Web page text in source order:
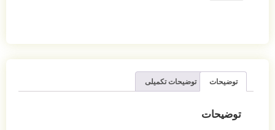
توضیحات توضیحات تکمیلی
توضیحات